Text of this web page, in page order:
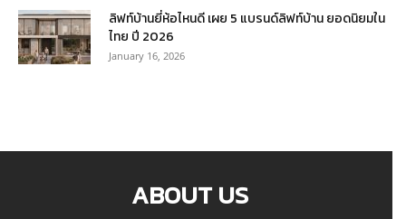
ลิฟท์บ้านยี่ห้อไหนดี เผย 5 แบรนด์ลิฟท์บ้าน ยอดนิยมใน
ไทย ปี 2026
January 16, 2026
ABOUT US